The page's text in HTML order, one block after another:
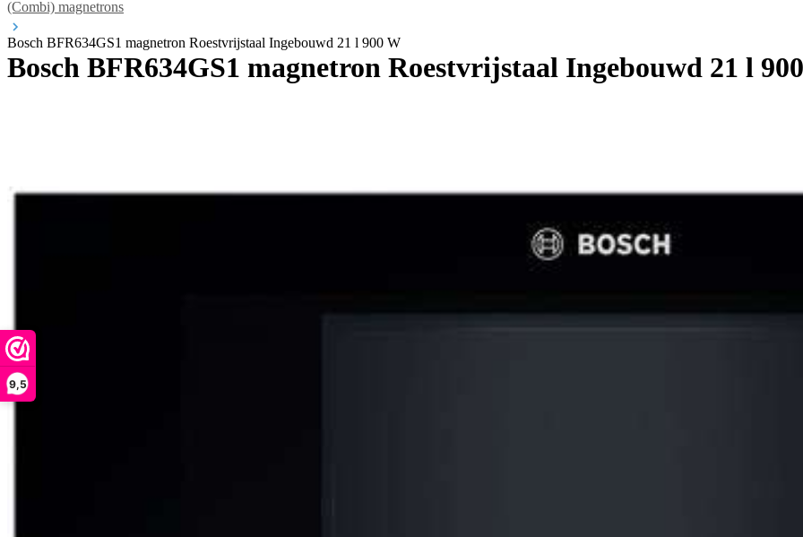
9,5
(Combi) magnetrons
Bosch BFR634GS1 magnetron Roestvrijstaal Ingebouwd 21 l 900 W
Bosch BFR634GS1 magnetron Roestvrijstaal Ingebouwd 21 l